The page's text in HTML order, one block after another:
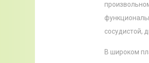
сосудистой,
В широком